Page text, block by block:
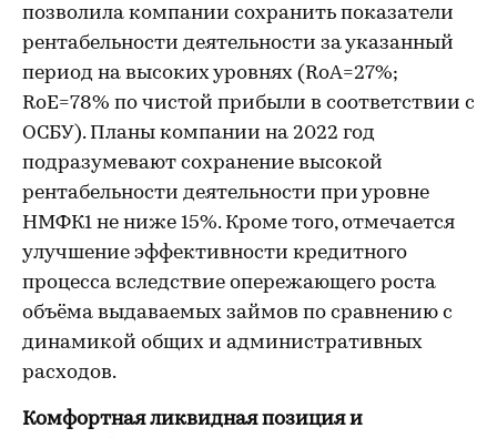
позволила компании сохранить показатели
рентабельности деятельности за указанный
период на высоких уровнях (RoA=27%;
RoE=78% по чистой прибыли в соответствии с
ОСБУ). Планы компании на 2022 год
подразумевают сохранение высокой
рентабельности деятельности при уровне
НМФК1 не ниже 15%. Кроме того, отмечается
улучшение эффективности кредитного
процесса вследствие опережающего роста
объёма выдаваемых займов по сравнению с
динамикой общих и административных
расходов.
Комфортная ликвидная позиция и